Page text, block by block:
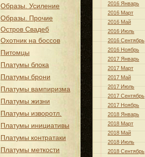
Образы. Усиление
Образы. Прочие
Остров Свадеб
Охотник на боссов
Питомцы
Платумы блока
Платумы брони
Платумы вампиризма
Платумы жизни
Платумы изворотл.
Платумы инициативы
Платумы контратаки
Платумы меткости
2016 Январь
2016 Март
2016 Май
2016 Июль
2016 Сентябрь
2016 Ноябрь
2017 Январь
2017 Март
2017 Май
2017 Июль
2017 Сентябрь
2017 Ноябрь
2018 Январь
2018 Март
2018 Май
2018 Июль
2018 Сентябрь